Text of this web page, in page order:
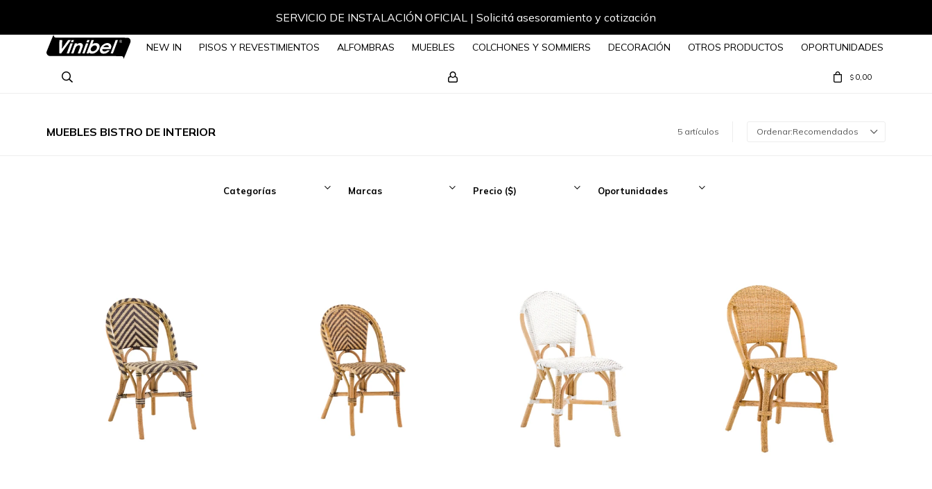
SERVICIO DE INSTALACIÓN OFICIAL | Solicitá asesoramiento y cotización
NEW IN PISOS Y REVESTIMIENTOS ALFOMBRAS MUEBLES COLCHONES Y SOMMIERS DECORACIÓN OTROS PRODUCTOS OPORTUNIDADES
$ 0,00
MUEBLES BISTRO DE INTERIOR 5 artículos Recomendados
Categorías Marcas Precio ($) Oportunidades